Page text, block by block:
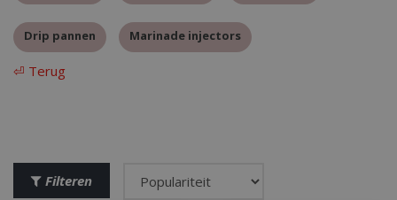
Drip pannen Marinade injectors
⏎ Terug
Filteren